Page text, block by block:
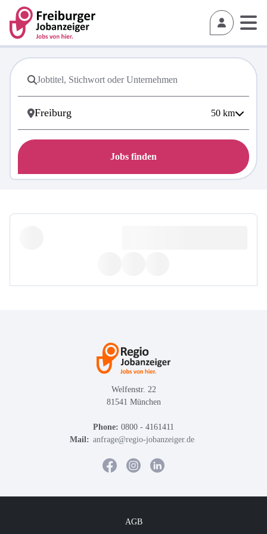
50 km
Jobs finden
Welfenstr. 22
81541 München
Phone: 0800 - 4161411
Mail: anfrage@regio-jobanzeiger.de
AGB